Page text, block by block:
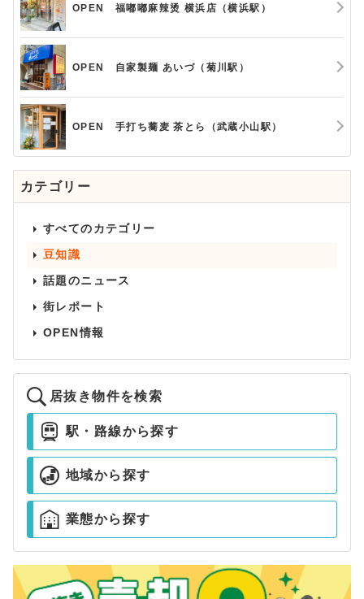
OPEN 福嘟嘟麻辣烫 横浜店（横浜駅）
OPEN 自家製麺 あいづ（菊川駅）
OPEN 手打ち蕎麦 茶とら（武蔵小山駅）
カテゴリー
すべてのカテゴリー
豆知識
話題のニュース
街レポート
OPEN情報
居抜き物件を検索
駅・路線から探す
地域から探す
業態から探す